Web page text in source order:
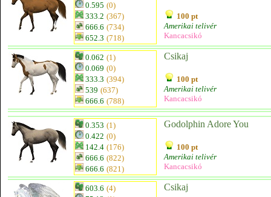
0.595 (0)
333.2 (367)
666.6 (734)
652.3 (718)
100 pt
Amerikai telivér
Kancacsikó
0.062 (1)
0.069 (0)
333.3 (394)
539 (637)
666.6 (788)
Csikaj
100 pt
Amerikai telivér
Kancacsikó
0.353 (1)
0.422 (0)
142.4 (176)
666.6 (822)
666.6 (821)
Godolphin Adore You
100 pt
Amerikai telivér
Kancacsikó
603.6 (4)
Csikaj